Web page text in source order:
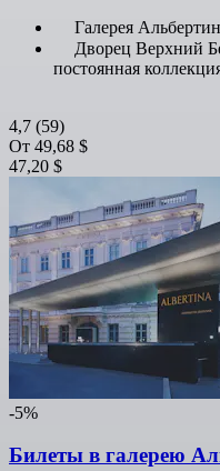
Галерея
Дворец Верхний
постоянная
4,7 (59)
От 49,68 $
47,20 $
-5%
Билеты в галерею